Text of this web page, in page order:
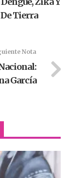
Tierra
Nota
García